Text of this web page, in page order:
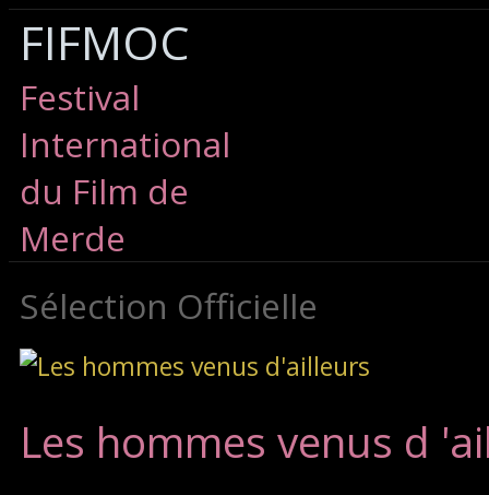
FIFMOC
Festival
International
du Film de
Merde
Sélection Officielle
Les hommes venus d